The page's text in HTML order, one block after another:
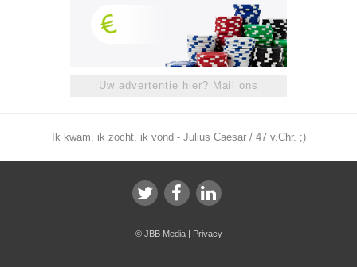
Uw advertentie hier? Mail ons
Ik kwam, ik zocht, ik vond - Julius Caesar / 47 v.Chr. ;)
© JBB Media| Privacy